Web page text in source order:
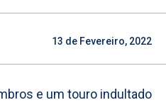
13 de Fevereiro, 2022